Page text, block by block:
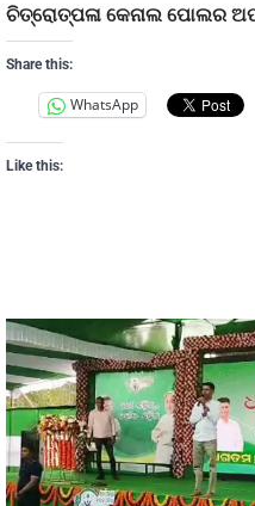
ଚିତ୍ରୋତ୍ପଳା କେନାଲ ପୋଲର
Share this:
WhatsApp
Like this: